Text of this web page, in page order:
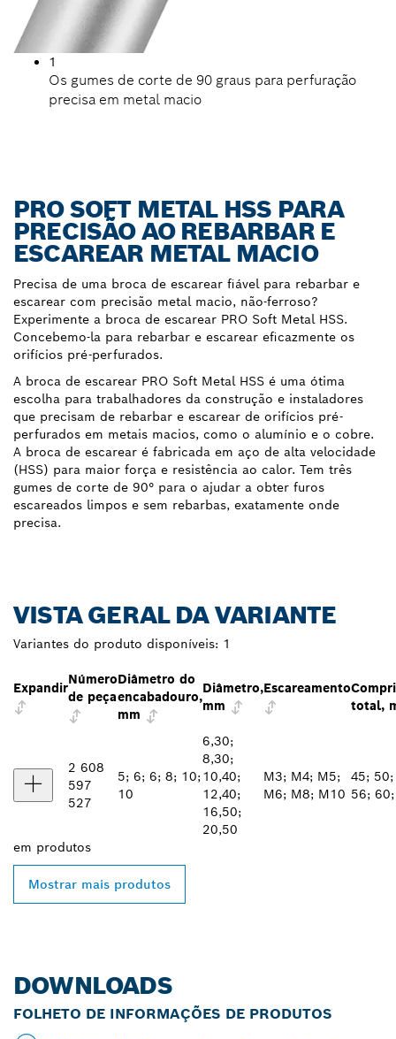
1
Os gumes de corte de 90 graus para perfuração
precisa em metal macio
PRO SOFT METAL HSS PARA
PRECISÃO AO REBARBAR E
ESCAREAR METAL MACIO
Precisa de uma broca de escarear fiável para rebarbar e
escarear com precisão metal macio, não-ferroso?
Experimente a broca de escarear PRO Soft Metal HSS.
Concebemo-la para rebarbar e escarear eficazmente os
orifícios pré-perfurados.
A broca de escarear PRO Soft Metal HSS é uma ótima
escolha para trabalhadores da construção e instaladores
que precisam de rebarbar e escarear de orifícios pré-
perfurados em metais macios, como o alumínio e o cobre.
A broca de escarear é fabricada em aço de alta velocidade
(HSS) para maior força e resistência ao calor. Tem três
gumes de corte de 90° para o ajudar a obter furos
escareados limpos e sem rebarbas, exatamente onde
precisa.
VISTA GERAL DA VARIANTE
Variantes do produto disponíveis: 1
Expandir
Número
de peça
Diâmetro do
encabadouro,
mm
Diâmetro,
mm
Escareamento
total,
2 608
597
527
5; 6; 6; 8; 10;
10
6,30;
8,30;
10,40;
12,40;
16,50;
20,50
M3; M4; M5;
M6; M8; M10
45;
56;
em produtos
Mostrar mais produtos
DOWNLOADS
FOLHETO DE INFORMAÇÕES DE PRODUTOS